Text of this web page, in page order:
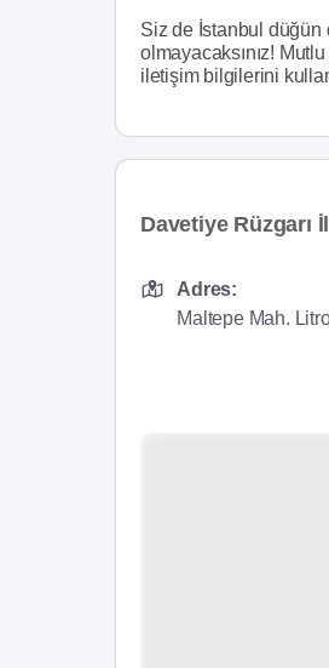
Siz de İstanbul düğün
olmayacaksınız!
iletişim bilgilerini
Davetiye Rüzgarı
Adres:
Maltepe Mah.